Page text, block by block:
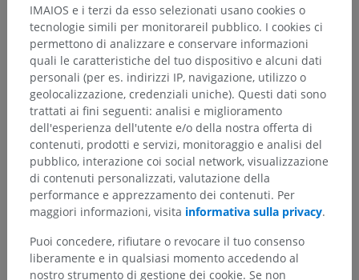
Anatomia comparata negli animali
Traduzioni
Hai notato un errore?
Non esitare a suggerire una correzione, traduzione o
un miglioramento dei contenuti.
Segnala un problema
IMAIOS e i terzi da esso selezionati usano cookies o
tecnologie simili per monitorareil pubblico. I cookies ci
permettono di analizzare e conservare informazioni
quali le caratteristiche del tuo dispositivo e alcuni dati
personali (per es. indirizzi IP, navigazione, utilizzo o
geolocalizzazione, credenziali uniche). Questi dati sono
trattati ai fini seguenti: analisi e miglioramento
dell'esperienza dell'utente e/o della nostra offerta di
contenuti, prodotti e servizi, monitoraggio e analisi del
pubblico, interazione coi social network, visualizzazione
di contenuti personalizzati, valutazione della
performance e apprezzamento dei contenuti. Per
maggiori informazioni, visita informativa sulla privacy.
Puoi concedere, rifiutare o revocare il tuo consenso
liberamente e in qualsiasi momento accedendo al
nostro strumento di gestione dei cookie. Se non